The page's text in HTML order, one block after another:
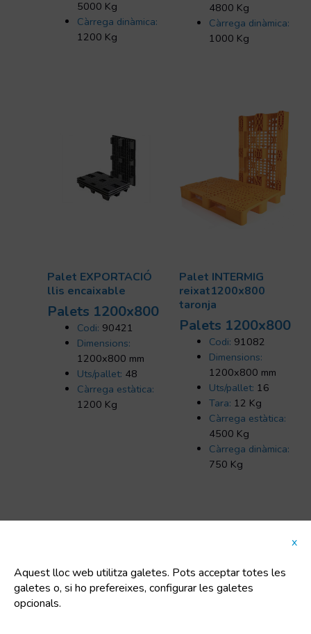
5000 Kg
Càrrega dinàmica:
1200 Kg
4800 Kg
Càrrega dinàmica:
1000 Kg
Palet EXPORTACIÓ
llis encaixable
Palets 1200x800
Codi: 90421
Dimensions:
1200x800 mm
Uts/pallet: 48
Càrrega estàtica:
1200 Kg
Palet INTERMIG
reixat1200x800
taronja
Palets 1200x800
Codi: 91082
Dimensions:
1200x800 mm
Uts/pallet: 16
Tara: 12 Kg
Càrrega estàtica:
4500 Kg
Càrrega dinàmica:
750 Kg
CATEGORIES DESTACADES
Cubells de plàstic
Aquest lloc web utilitza galetes. Pots acceptar totes les
galetes o, si ho prefereixes, configurar les galetes
opcionals.
x